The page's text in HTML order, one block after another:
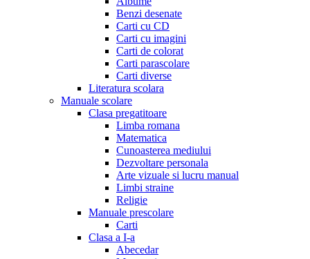
Benzi desenate
Carti cu CD
Carti cu imagini
Carti de colorat
Carti parascolare
Carti diverse
Literatura scolara
Manuale scolare
Clasa pregatitoare
Limba romana
Matematica
Cunoasterea mediului
Dezvoltare personala
Arte vizuale si lucru manual
Limbi straine
Religie
Manuale prescolare
Carti
Clasa a I-a
Abecedar